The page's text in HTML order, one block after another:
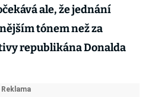
ale, že jednání
tónem než za
republikána Donalda